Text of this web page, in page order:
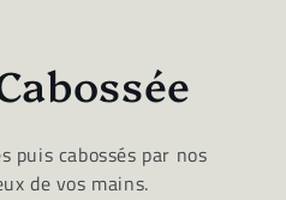
puis cabossés par nos
de vos mains.